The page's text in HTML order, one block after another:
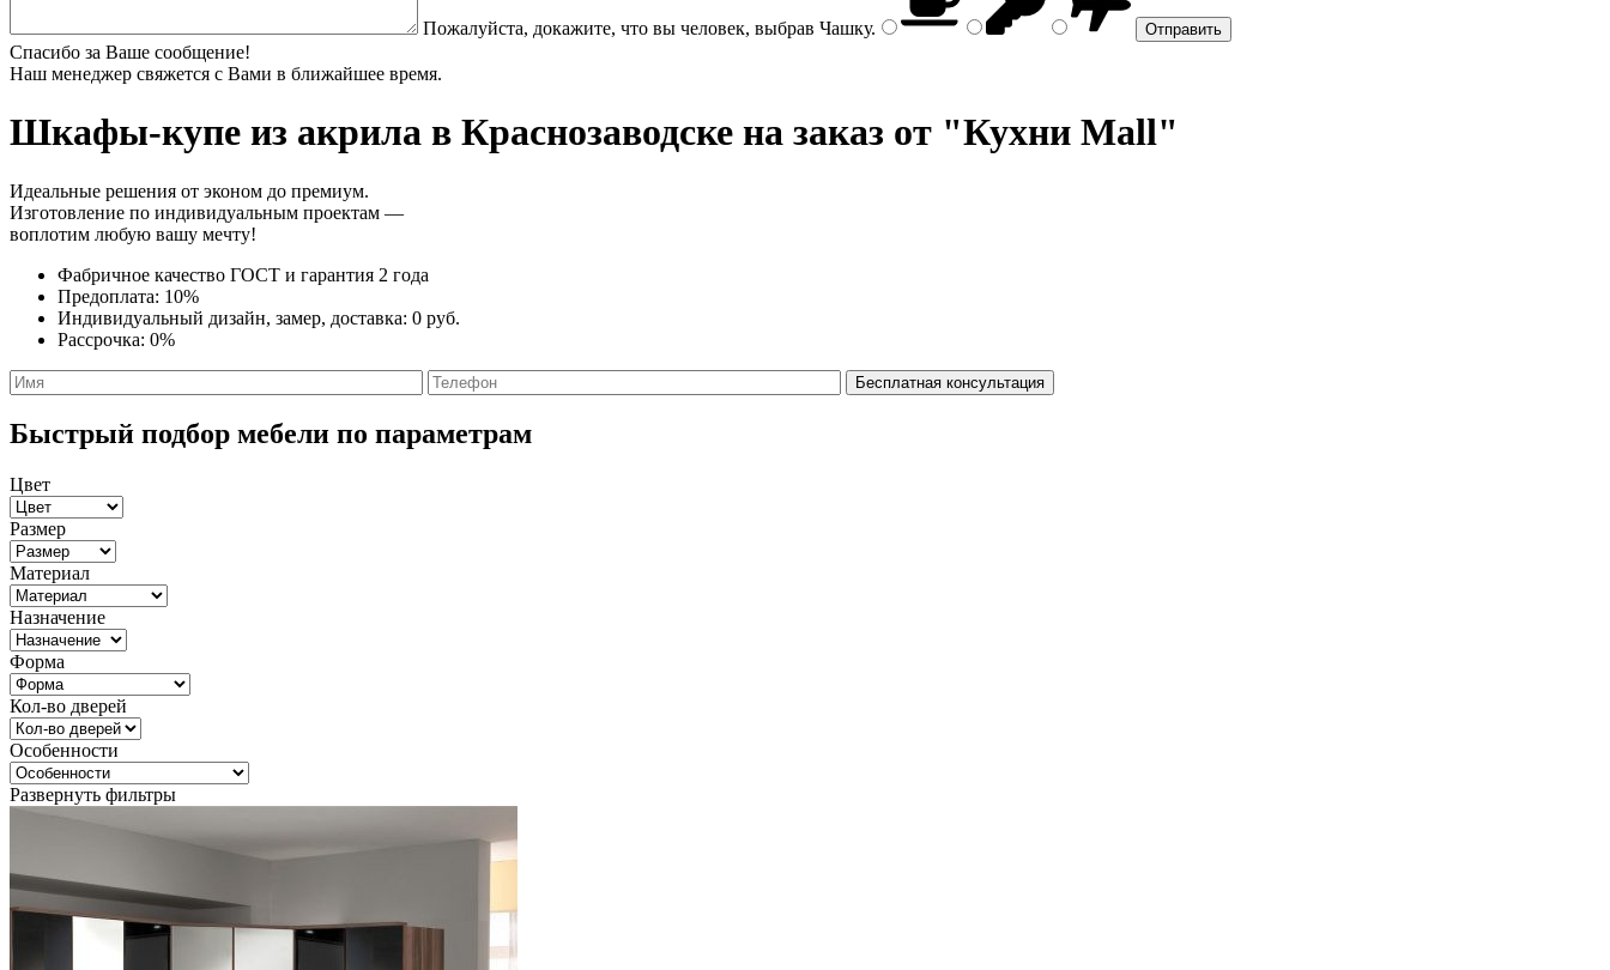
Пожалуйста, докажите, что вы человек, выбрав Чашку.
Спасибо за Ваше сообщение!
Наш менеджер свяжется с Вами в ближайшее время.
Шкафы-купе из акрила в Краснозаводске на заказ от "Кухни Mall"
Идеальные решения от эконом до премиум.
Изготовление по индивидуальным проектам —
воплотим любую вашу мечту!
Фабричное качество ГОСТ и гарантия 2 года
Предоплата: 10%
Индивидуальный дизайн, замер, доставка: 0 руб.
Рассрочка: 0%
Быстрый подбор мебели по параметрам
Цвет
Размер
Материал
Назначение
Форма
Кол-во дверей
Особенности
Развернуть фильтры